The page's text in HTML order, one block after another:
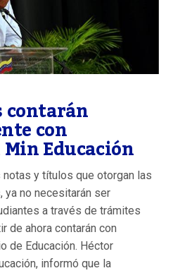
con
Educación
y títulos que otorgan las
no necesitarán ser
a través de trámites
de ahora contarán con
de Educación. Héctor
informó que la